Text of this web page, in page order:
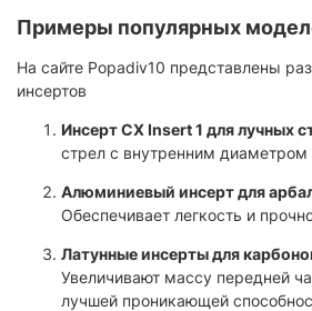
Примеры популярных
На сайте Popadiv10 представлены
инсертов
Инсерт CX Insert 1 для лучных
стрел с внутренним
Алюминиевый инсерт для
Обеспечивает легкость и
Латунные инсерты для
Увеличивают массу передней
лучшей проникающей